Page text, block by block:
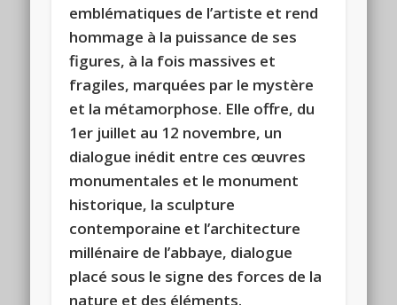
emblématiques de l’artiste et rend
hommage à la puissance de ses
figures, à la fois massives et
fragiles, marquées par le mystère
et la métamorphose. Elle offre, du
1er juillet au 12 novembre, un
dialogue inédit entre ces œuvres
monumentales et le monument
historique, la sculpture
contemporaine et l’architecture
millénaire de l’abbaye, dialogue
placé sous le signe des forces de la
nature et des éléments.